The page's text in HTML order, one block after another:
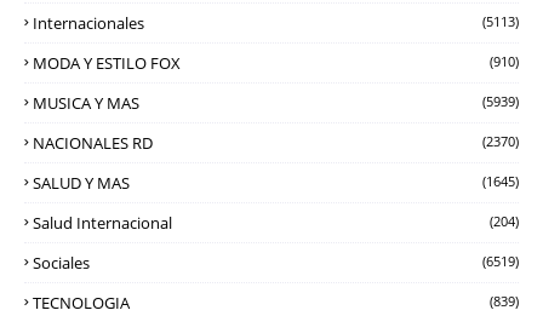
Internacionales (5113)
MODA Y ESTILO FOX (910)
MUSICA Y MAS (5939)
NACIONALES RD (2370)
SALUD Y MAS (1645)
Salud Internacional (204)
Sociales (6519)
TECNOLOGIA (839)